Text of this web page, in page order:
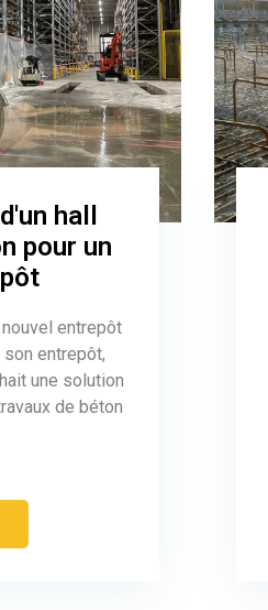
hall
pour un
entrepôt
entrepôt,
une solution
de béton